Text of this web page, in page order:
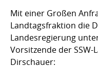
Mit einer Großen
Landtagsfraktion die
Landesregierung
Vorsitzende der
Dirschauer: